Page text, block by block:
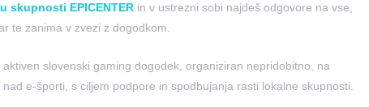
skupnosti EPICENTER in v ustrezni sobi najdeš odgovore na vse,
te zanima v zvezi z dogodkom.
slovenski gaming dogodek, organiziran nepridobitno, na
e-športi, s ciljem podpore in spodbujanja rasti lokalne skupnosti.